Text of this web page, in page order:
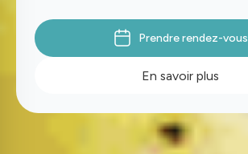
Prendre rendez-vous
En savoir plus